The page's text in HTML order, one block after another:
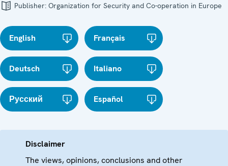
Publisher: Organization for Security and Co-operation in Europe
English Français
Deutsch Italiano
Русский Español
Disclaimer
The views, opinions, conclusions and other